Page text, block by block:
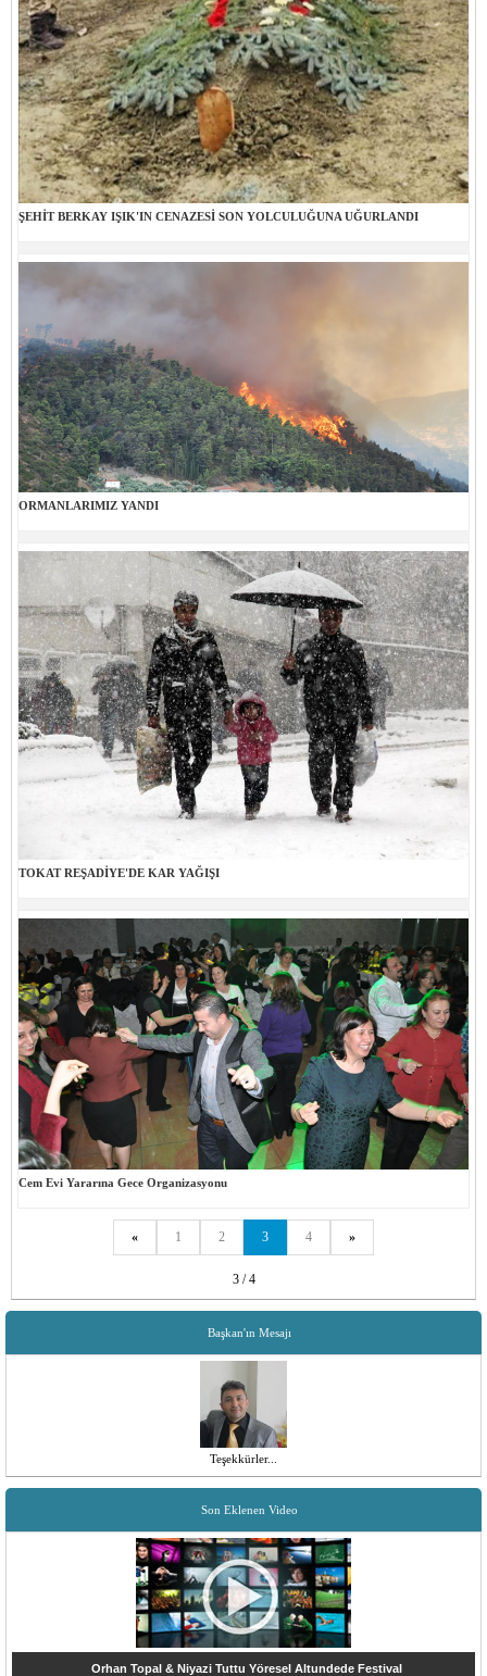
ŞEHİT BERKAY IŞIK'IN CENAZESİ SON YOLCULUĞUNA UĞURLANDI
ORMANLARIMIZ YANDI
TOKAT REŞADİYE'DE KAR YAĞIŞI
Cem Evi Yararına Gece Organizasyonu
« 1 2 3 4 »
3 / 4
Başkan'ın Mesajı
Teşekkürler...
Son Eklenen Video
Orhan Topal & Niyazi Tuttu Yöresel Altundede Festival